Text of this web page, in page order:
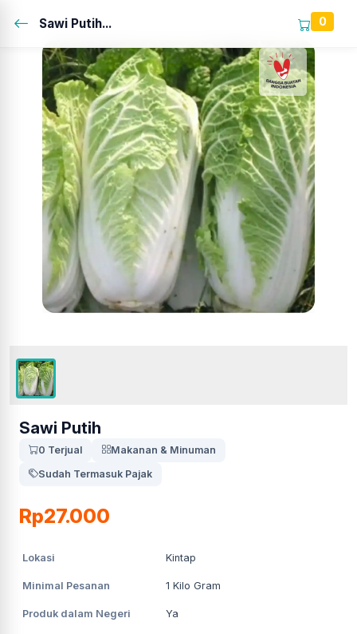
Sawi Putih... 0
Sawi Putih
0 Terjual
Makanan & Minuman
Sudah Termasuk Pajak
Rp27.000
Lokasi Kintap
Minimal Pesanan 1 Kilo Gram
Produk dalam Negeri Ya